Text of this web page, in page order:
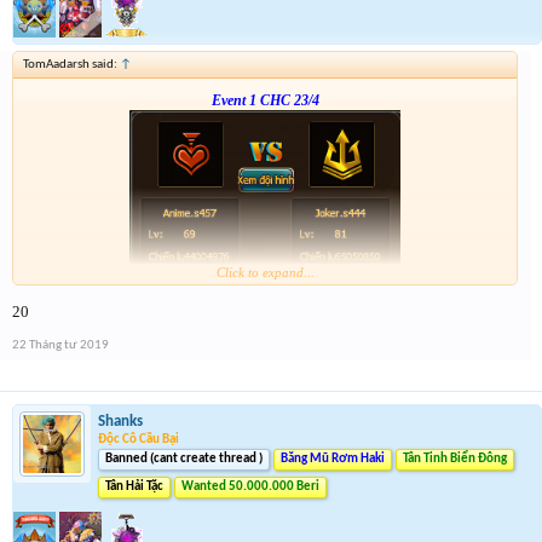
TomAadarsh said: ↑
Event 1 CHC 23/4
Click to expand...
20
22 Tháng tư 2019
Shanks
Độc Cô Cầu Bại
Banned (cant create thread )
Băng Mũ Rơm Haki Tân Tinh Biển Đông
Tân Hải Tặc Wanted 50.000.000 Beri